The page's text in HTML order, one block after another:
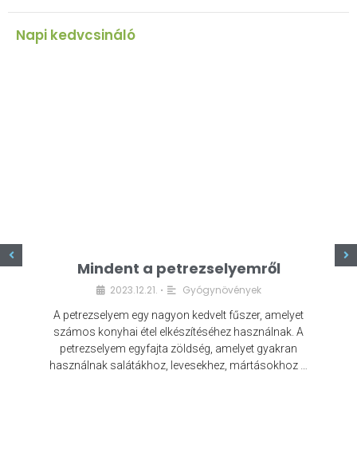
Napi kedvcsináló
Mindent a petrezselyemről
2023.12.21. • Gyógynövények
A petrezselyem egy nagyon kedvelt fűszer, amelyet
számos konyhai étel elkészítéséhez használnak. A
petrezselyem egyfajta zöldség, amelyet gyakran
használnak salátákhoz, levesekhez, mártásokhoz …